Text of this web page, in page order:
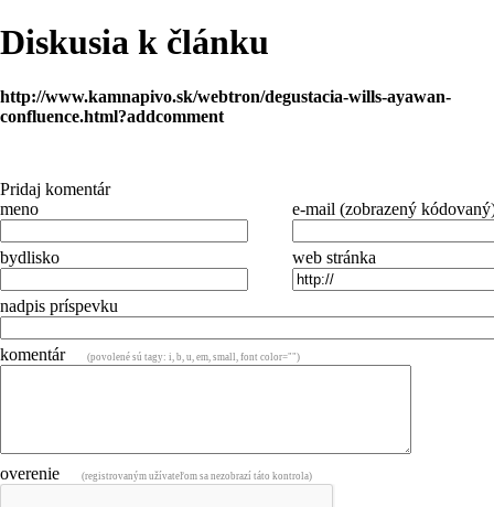
Diskusia k článku
http://www.kamnapivo.sk/webtron/degustacia-wills-ayawan-
confluence.html?addcomment
Pridaj komentár
meno
bydlisko
e-mail (zobrazený
web stránka
nadpis príspevku
komentár (povolené sú tagy: i, b, u, em, small, font color="")
overenie (registrovaným užívateľom sa nezobrazí táto kontrola)